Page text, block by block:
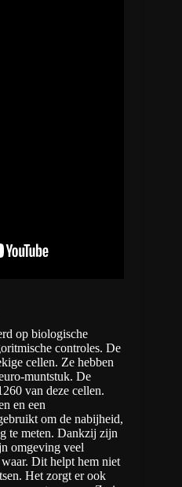
op biologische
controles. De
cellen. Ze hebben
muntstuk. De
van deze cellen.
en een
om de nabijheid,
te meten. Dankzij zijn
omgeving veel
Dit helpt hem niet
Het zorgt er ook